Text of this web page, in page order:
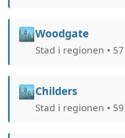
🏙️Woodgate
Stad i regionen •
🏙️Childers
Stad i regionen •